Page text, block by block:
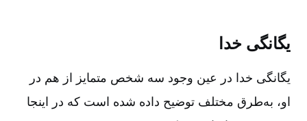
یگانگی خدا
یگانگی خدا در عین وجود سه شخص متمایز از هم در
او، به‌‌طرق مختلف توضیح داده شده است که در اینجا